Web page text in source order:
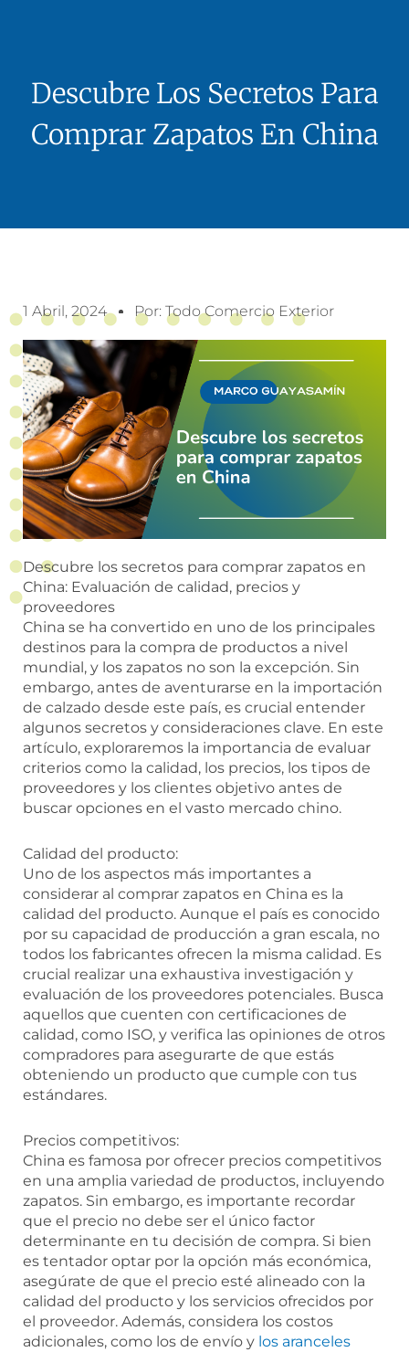
Descubre Los Secretos Para
Comprar Zapatos En China
1 Abril, 2024 Por: Todo Comercio Exterior
Descubre los secretos para comprar zapatos en
China: Evaluación de calidad, precios y
proveedores
China se ha convertido en uno de los principales
destinos para la compra de productos a nivel
mundial, y los zapatos no son la excepción. Sin
embargo, antes de aventurarse en la importación
de calzado desde este país, es crucial entender
algunos secretos y consideraciones clave. En este
artículo, exploraremos la importancia de evaluar
criterios como la calidad, los precios, los tipos de
proveedores y los clientes objetivo antes de
buscar opciones en el vasto mercado chino.
Calidad del producto:
Uno de los aspectos más importantes a
considerar al comprar zapatos en China es la
calidad del producto. Aunque el país es conocido
por su capacidad de producción a gran escala, no
todos los fabricantes ofrecen la misma calidad. Es
crucial realizar una exhaustiva investigación y
evaluación de los proveedores potenciales. Busca
aquellos que cuenten con certificaciones de
calidad, como ISO, y verifica las opiniones de otros
compradores para asegurarte de que estás
obteniendo un producto que cumple con tus
estándares.
Precios competitivos:
China es famosa por ofrecer precios competitivos
en una amplia variedad de productos, incluyendo
zapatos. Sin embargo, es importante recordar
que el precio no debe ser el único factor
determinante en tu decisión de compra. Si bien
es tentador optar por la opción más económica,
asegúrate de que el precio esté alineado con la
calidad del producto y los servicios ofrecidos por
el proveedor. Además, considera los costos
adicionales, como los de envío y los aranceles